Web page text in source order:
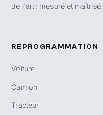
de l'art : mesuré et maîtrisé.
REPROGRAMMATION
Voiture
Camion
Tracteur